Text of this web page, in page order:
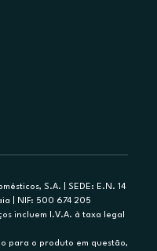
S.A. | SEDE: E.N. 14
| NIF: 500 674 205
incluem I.V.A. à taxa legal
para o produto em questão,